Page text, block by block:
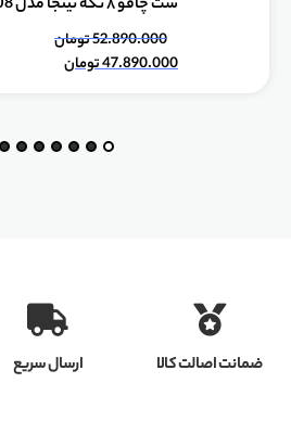
ست چاقو ۸ تکه‌ نینجا مدل Ninja K32008
52.890.000تومان
47.890.000تومان
ضمانت اصالت کالا ارسال سریع